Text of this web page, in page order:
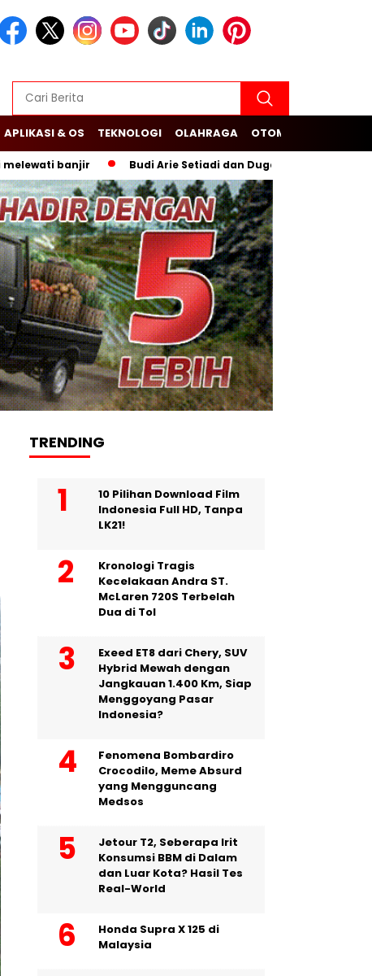
APLIKASI & OS TEKNOLOGI OLAHRAGA OTOMOTIF
banjir Budi Arie Setiadi dan Dugaan Bermain Judi di
TRENDING
10 Pilihan Download Film
Indonesia Full HD, Tanpa
LK21!
Kronologi Tragis
Kecelakaan Andra ST.
McLaren 720S Terbelah
Dua di Tol
Exeed ET8 dari Chery, SUV
Hybrid Mewah dengan
Jangkauan 1.400 Km, Siap
Menggoyang Pasar
Indonesia?
Fenomena Bombardiro
Crocodilo, Meme Absurd
yang Mengguncang
Medsos
Jetour T2, Seberapa Irit
Konsumsi BBM di Dalam
dan Luar Kota? Hasil Tes
Real-World
Honda Supra X 125 di
Malaysia